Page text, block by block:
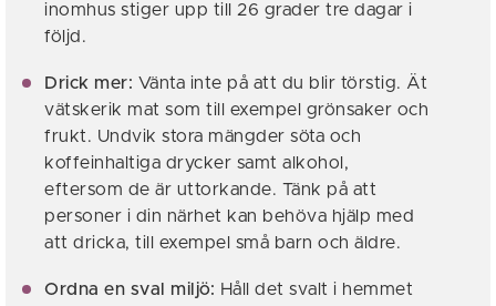
inomhus stiger upp till 26 grader tre dagar i
följd.
Drick mer: Vänta inte på att du blir törstig. Ät
vätskerik mat som till exempel grönsaker och
frukt. Undvik stora mängder söta och
koffeinhaltiga drycker samt alkohol,
eftersom de är uttorkande. Tänk på att
personer i din närhet kan behöva hjälp med
att dricka, till exempel små barn och äldre.
Ordna en sval miljö: Håll det svalt i hemmet